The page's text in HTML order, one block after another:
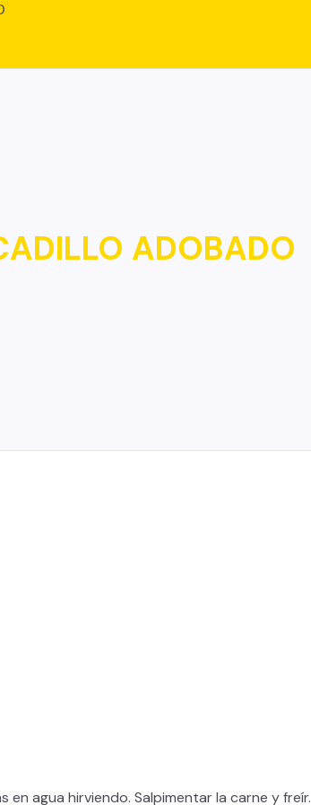
ADOBADO
agua hirviendo. Salpimentar la carne y freír.